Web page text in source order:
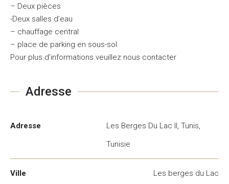
– Deux pièces
-Deux salles d’eau
– chauffage central
– place de parking en sous-sol
Pour plus d’informations veuillez nous contacter
Adresse
Adresse
Les Berges Du Lac II, Tunis,
Tunisie
Ville Les berges du Lac